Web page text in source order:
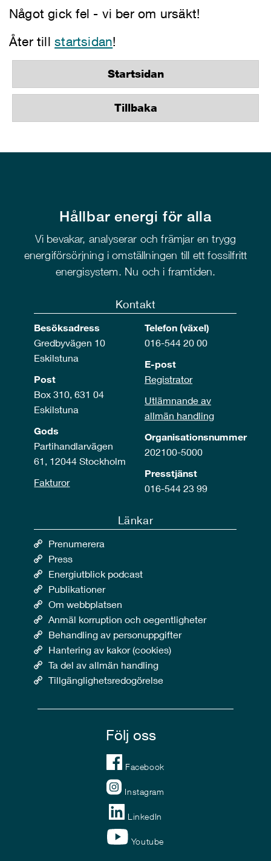
Något gick fel - vi ber om ursäkt!
Åter tillstartsidan!
Startsidan
Tillbaka
Hållbar energi för alla
Vi bevakar, analyserar och främjar en trygg
energiförsörjning i omställningen till ett fossilfritt
energisystem. Nu och i framtiden.
Kontakt
Besöksadress
Gredbyvägen 10
Eskilstuna
Post
Box 310, 631 04
Eskilstuna
Gods
Partihandlarvägen
61, 12044 Stockholm
Fakturor
Telefon (växel)
016-544 20 00
E-post
Registrator
Utlämnande av
allmän handling
Organisationsnummer
202100-5000
Presstjänst
016-544 23 99
Länkar
Prenumerera
Press
Energiutblick podcast
Publikationer
Om webbplatsen
Anmäl korruption och oegentligheter
Behandling av personuppgifter
Hantering av kakor (cookies)
Ta del av allmän handling
Tillgänglighetsredogörelse
Följ oss
Facebook
Instagram
LinkedIn
Youtube